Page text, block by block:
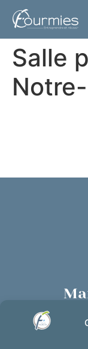
principal
Salle